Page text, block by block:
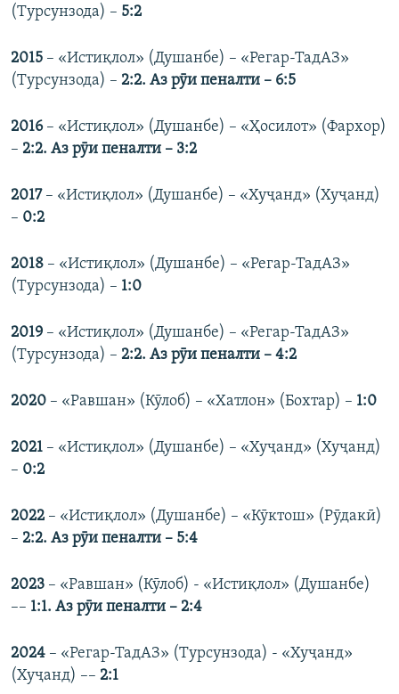
(Турсунзода) – 5:2
2015 – «Истиқлол» (Душанбе) – «Регар-ТадАЗ»
(Турсунзода) – 2:2. Аз рӯи пеналти – 6:5
2016– «Истиқлол» (Душанбе) – «Ҳосилот» (Фархор)
– 2:2. Аз рӯи пеналти – 3:2
2017 – «Истиқлол» (Душанбе) – «Хуҷанд» (Хуҷанд)
– 0:2
2018 – «Истиқлол» (Душанбе) – «Регар-ТадАЗ»
(Турсунзода) – 1:0
2019 – «Истиқлол» (Душанбе) – «Регар-ТадАЗ»
(Турсунзода) – 2:2. Аз рӯи пеналти – 4:2
2020 – «Равшан» (Кӯлоб) – «Хатлон» (Бохтар) – 1:0
2021 – «Истиқлол» (Душанбе) – «Хуҷанд» (Хуҷанд)
– 0:2
2022 – «Истиқлол» (Душанбе) – «Кӯктош» (Рӯдакӣ)
– 2:2. Аз рӯи пеналти – 5:4
2023 – «Равшан» (Кӯлоб) - «Истиқлол» (Душанбе)
–– 1:1. Аз рӯи пеналти – 2:4
2024 – «Регар-ТадАЗ» (Турсунзода) - «Хуҷанд»
(Хуҷанд) –– 2:1